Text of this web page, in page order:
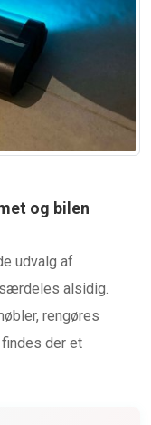
og bilen
udvalg af
alsidig.
rengøres
der et